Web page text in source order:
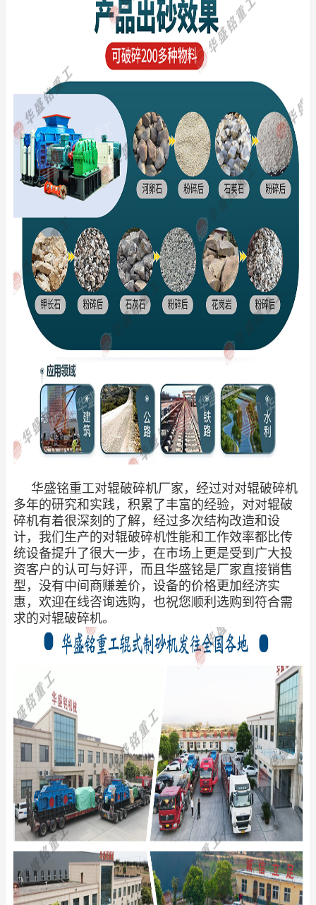
华盛铭重工对辊破碎机厂家，经过对对辊破碎机
多年的研究和实践，积累了丰富的经验，对对辊破
碎机有着很深刻的了解，经过多次结构改造和设
计，我们生产的对辊破碎机性能和工作效率都比传
统设备提升了很大一步，在市场上更是受到广大投
资客户的认可与好评，而且华盛铭是厂家直接销售
型，没有中间商赚差价，设备的价格更加经济实
惠，欢迎在线咨询选购，也祝您顺利选购到符合需
求的对辊破碎机。